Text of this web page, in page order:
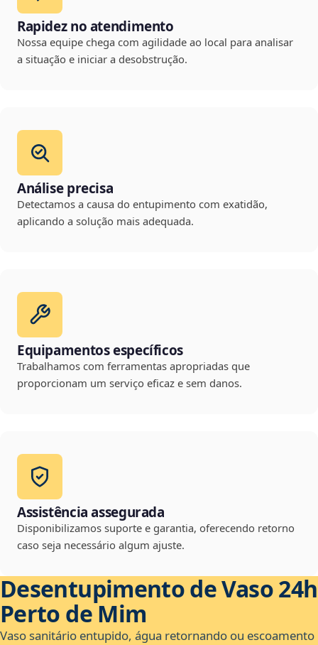
Rapidez no atendimento
Nossa equipe chega com agilidade ao local para analisar
a situação e iniciar a desobstrução.
Análise precisa
Detectamos a causa do entupimento com exatidão,
aplicando a solução mais adequada.
Equipamentos específicos
Trabalhamos com ferramentas apropriadas que
proporcionam um serviço eficaz e sem danos.
Assistência assegurada
Disponibilizamos suporte e garantia, oferecendo retorno
caso seja necessário algum ajuste.
Desentupimento de Vaso 24h
Perto de Mim
Vaso sanitário entupido, água retornando ou escoamento